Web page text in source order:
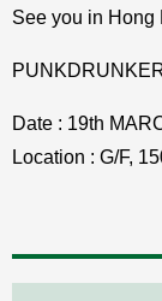
See you in Hong
Date : 19th
Location : G/F,